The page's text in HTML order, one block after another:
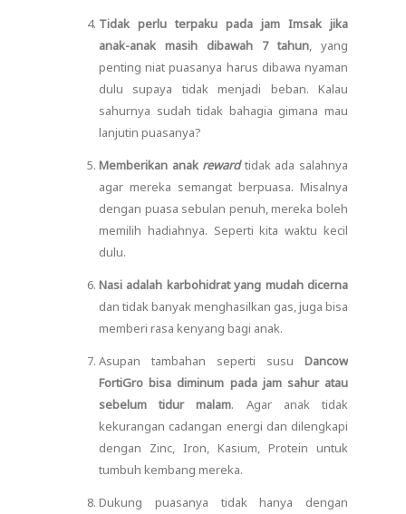
Tidak perlu terpaku pada jam Imsak jika
anak-anak masih dibawah 7 tahun, yang
penting niat puasanya harus dibawa nyaman
dulu supaya tidak menjadi beban. Kalau
sahurnya sudah tidak bahagia gimana mau
lanjutin puasanya?
Memberikan anak rewardtidak ada salahnya
agar mereka semangat berpuasa. Misalnya
dengan puasa sebulan penuh, mereka boleh
memilih hadiahnya. Seperti kita waktu kecil
dulu.
Nasi adalah karbohidrat yang mudah dicerna
dan tidak banyak menghasilkan gas, juga bisa
memberi rasa kenyang bagi anak.
Asupan tambahan seperti susu Dancow
FortiGro bisa diminum pada jam sahur atau
sebelum tidur malam. Agar anak tidak
kekurangan cadangan energi dan dilengkapi
dengan Zinc, Iron, Kasium, Protein untuk
tumbuh kembang mereka.
Dukung puasanya tidak hanya dengan